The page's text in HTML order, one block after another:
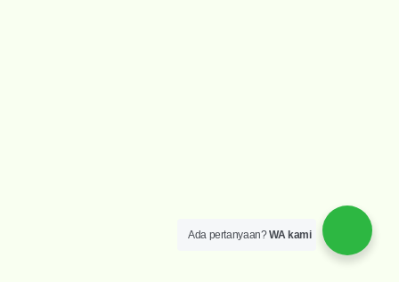
Ada pertanyaan?WA kami